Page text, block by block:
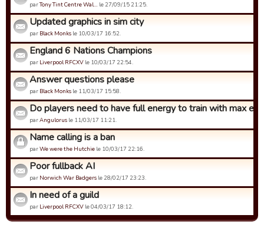
parTony Tint Centre Wal… le 27/09/15 21:25.
Updated graphics in sim city
par Black Monks le 10/03/17 16:52.
England 6 Nations Champions
par Liverpool RFCXV le 10/03/17 22:54.
Answer questions please
par Black Monks le 11/03/17 15:58.
Do players need to have full energy to train with max
parAngulorus le 11/03/17 11:21.
Name calling is a ban
parWe were the Hutchie le 10/03/17 22:16.
Poor fullback AI
par Norwich War Badgers le 28/02/17 23:23.
In need of a guild
par Liverpool RFCXV le 04/03/17 18:12.